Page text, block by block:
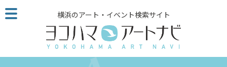
こ
の
ジ
横浜のアート・イベント検索サイト